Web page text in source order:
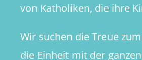
von Katholiken, die ihre
Wir suchen die Treue
die Einheit mit der